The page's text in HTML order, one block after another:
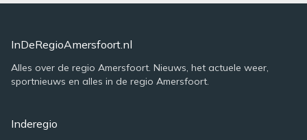
InDeRegioAmersfoort.nl
Alles over de regio Amersfoort. Nieuws, het actuele weer,
sportnieuws en alles in de regio Amersfoort.
Inderegio